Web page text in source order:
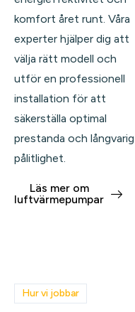
komfort året runt. Våra
experter hjälper dig att
välja rätt modell och
utför en professionell
installation för att
säkerställa optimal
prestanda och långvarig
pålitlighet.
Läs mer om
luftvärmepumpar
Hur vi jobbar